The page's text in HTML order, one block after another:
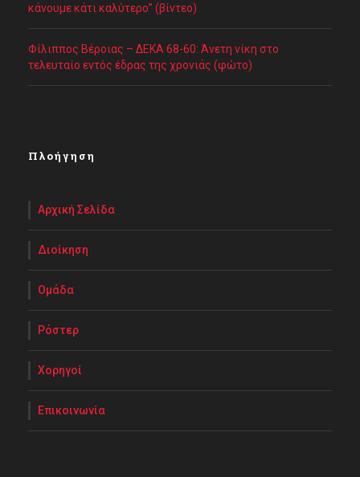
κάνουμε κάτι καλύτερο” (βίντεο)
Φίλιππος Βέροιας – ΔΕΚΑ 68-60: Άνετη νίκη στο
τελευταίο εντός έδρας της χρονιάς (φώτο)
Πλοήγηση
Αρχική Σελίδα
Διοίκηση
Ομάδα
Ρόστερ
Χορηγοί
Επικοινωνία